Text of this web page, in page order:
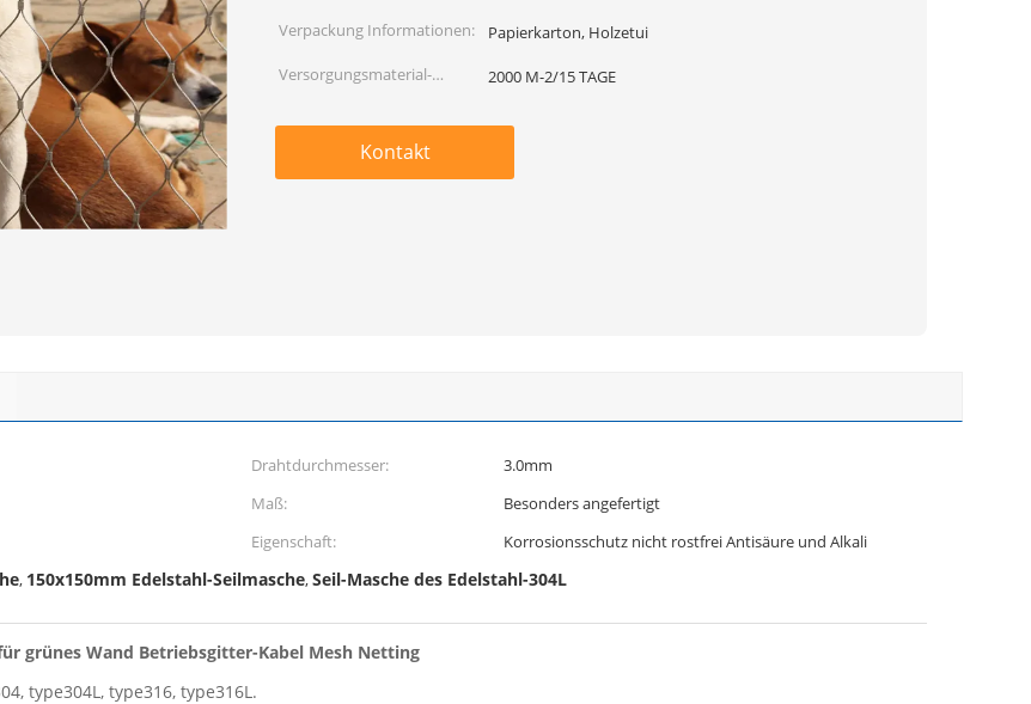
Verpackung Informationen:
Papierkarton, Holzetui
Versorgungsmaterial-
2000 M-2/15 TAGE
Kontakt
Drahtdurchmesser:
3.0mm
Maß:
Besonders angefertigt
Eigenschaft:
Korrosionsschutz nicht rostfrei Antisäure und Alkali
, 150x150mm Edelstahl-Seilmasche,Seil-Masche des Edelstahl-304L
grünes Wand Betriebsgitter-Kabel Mesh Netting
type304L, type316, type316L.